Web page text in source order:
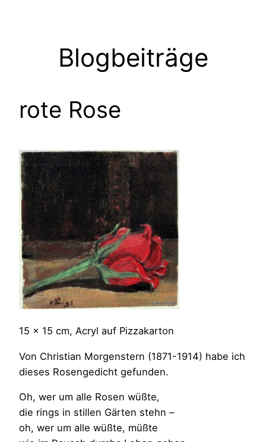
Blogbeiträge
rote Rose
15 x 15 cm, Acryl auf Pizzakarton
Von Christian Morgenstern (1871-1914) habe ich
dieses Rosengedicht gefunden.
Oh, wer um alle Rosen wüßte,
die rings in stillen Gärten stehn –
oh, wer um alle wüßte, müßte